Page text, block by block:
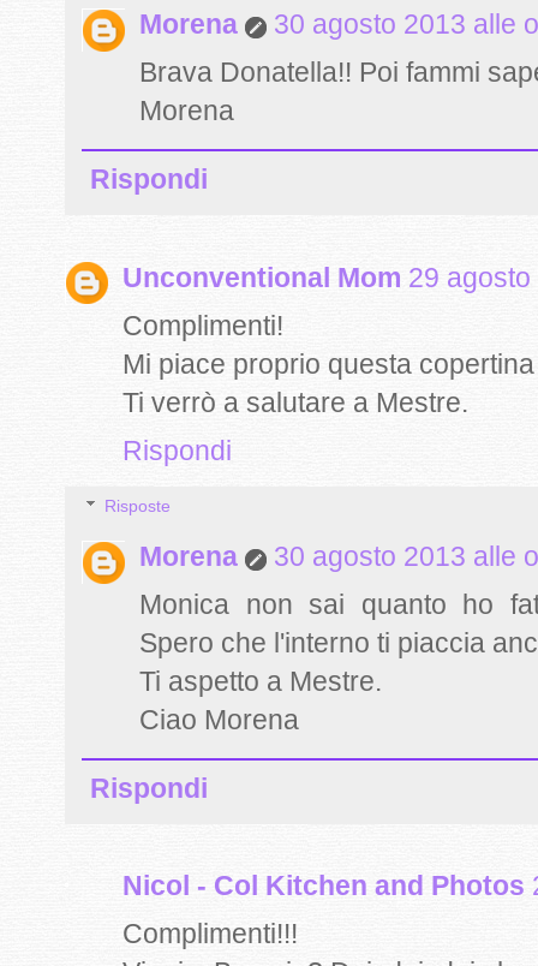
Morena
30 agosto 2013 alle
Brava Donatella!! Poi fammi
Morena
Rispondi
Unconventional Mom 29
Complimenti!
Mi piace proprio questa
Ti verrò a salutare a Mestre.
Rispondi
Risposte
Morena
30 agosto 2013 alle
Monica non sai quanto ho
Spero che l'interno ti piaccia
Ti aspetto a Mestre.
Ciao Morena
Rispondi
Nicol - Col Kitchen and Photos
Complimenti!!!